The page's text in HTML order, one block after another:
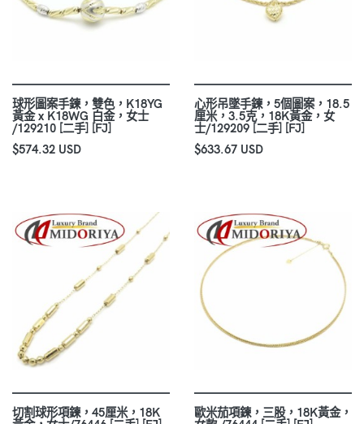
球形圖案手鍊，雙色，K18YG
黃金 x K18WG 白金，女士
/129210 [二手] [FJ]
$574.32 USD
心形吊墜手鍊，5個圖案，18.5
厘米，3.5克，18K黃金，女
士/129209 [二手] [FJ]
$633.67 USD
切割球形項鍊，45厘米，18K
歐米茄項鍊，三股，18K黃金，